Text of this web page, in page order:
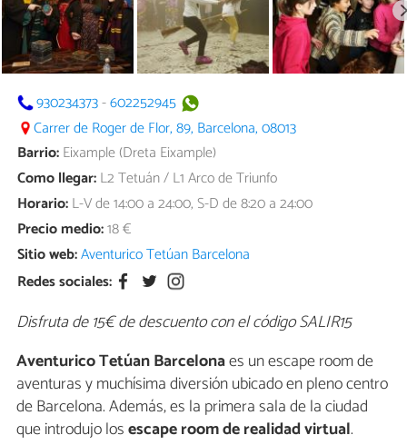
930234373-602252945
Carrer de Roger de Flor, 89, Barcelona, 08013
Barrio:Eixample (Dreta Eixample)
Como llegar:L2 Tetuán / L1 Arco de Triunfo
Horario:L-V de 14:00 a 24:00, S-D de 8:20 a 24:00
Precio medio:18 €
Sitio web:Aventurico Tetúan Barcelona
Redes sociales:
Disfruta de 15€ de descuento con el código SALIR15
Aventurico Tetúan Barcelonaes un escape room de
aventuras y muchísima diversión ubicado en pleno centro
de Barcelona. Además, es la primera sala de la ciudad
que introdujo losescape room de realidad virtual.